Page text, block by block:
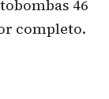
46
completo.